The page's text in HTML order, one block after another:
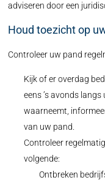
adviseren door een
Houd toezicht op
Controleer uw pand
Kijk of er overdag
eens ’s avonds
waarneemt,
van uw pand.
Controleer
volgende:
Ontbreken